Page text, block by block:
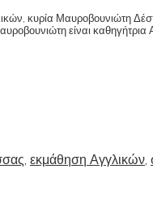
κυρία Μαυροβουνιώτη
είναι
, εκμάθηση Αγγλικών,